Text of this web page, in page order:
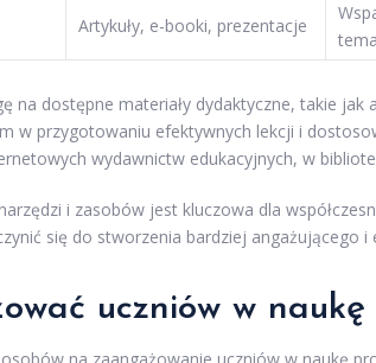
Artykuły, e-booki, prezentacje
na dostępne materiały dydaktyczne, takie jak
w przygotowaniu efektywnych lekcji i
wydawnictw edukacyjnych, w
i zasobów jest kluczowa dla
się do stworzenia bardziej angażującego
uczniów w